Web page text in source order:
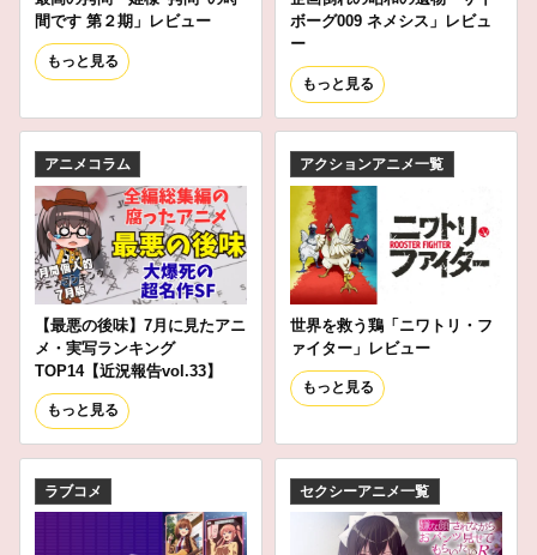
間です 第２期」レビュー
もっと見る
ボーグ009 ネメシス」レビュ
ー
もっと見る
アニメコラム
【最悪の後味】7月に見たアニ
メ・実写ランキング
TOP14【近況報告vol.33】
もっと見る
アクションアニメ一覧
世界を救う鶏「ニワトリ・フ
ァイター」レビュー
もっと見る
ラブコメ セクシーアニメ一覧